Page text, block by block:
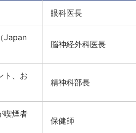
眼科医長
Japan
脳神経外科医長
ト、お
精神科部長
喫煙者
保健師